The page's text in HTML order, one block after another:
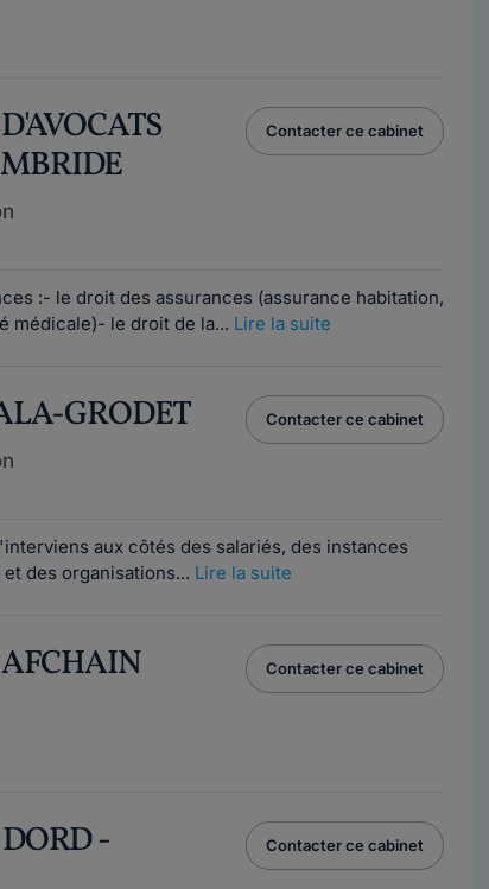
Contacter ce cabinet
:- le droit des assurances (assurance habitation,
médicale)- le droit de la... Lire la suite
GRODET Contacter ce cabinet
aux côtés des salariés, des instances
des organisations... Lire la suite
Contacter ce cabinet
-
Contacter ce cabinet